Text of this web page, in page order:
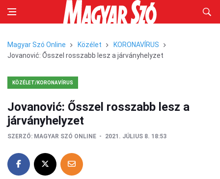
Magyar Szó Online Közélet
KORONAVÍRUS
Jovanović: Ősszel rosszabb lesz a járványhelyzet
KÖZÉLET/KORONAVÍRUS
Jovanović: Ősszel rosszabb lesz a
járványhelyzet
SZERZŐ: MAGYAR SZÓ ONLINE 2021. JÚLIUS 8. 18:53